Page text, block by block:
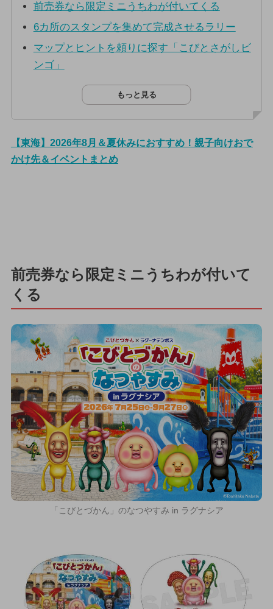
前売券なら限定ミニうちわが付いてくる
6カ所のスタンプを集めて完成させるラリー
マップとヒントを頼りに探す「こびとさがしビ
ンゴ」
もっと見る
【東海】2026年8月＆夏休みにおすすめ！親子向けおで
かけ先＆イベントまとめ
前売券なら限定ミニうちわが付いて
くる
「こびとづかん」のなつやすみ in ラグナシア